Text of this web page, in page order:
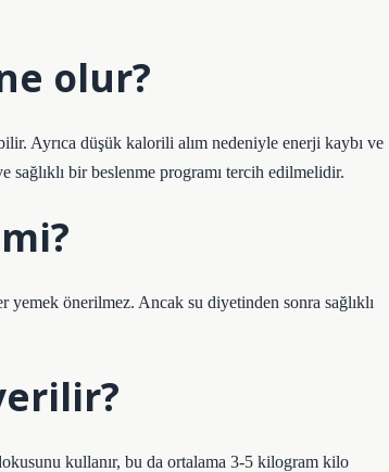
olur?
Ayrıca düşük kalorili alım nedeniyle enerji kaybı ve
sağlıklı bir beslenme programı tercih edilmelidir.
yemek önerilmez. Ancak su diyetinden sonra sağlıklı
kullanır, bu da ortalama 3-5 kilogram kilo